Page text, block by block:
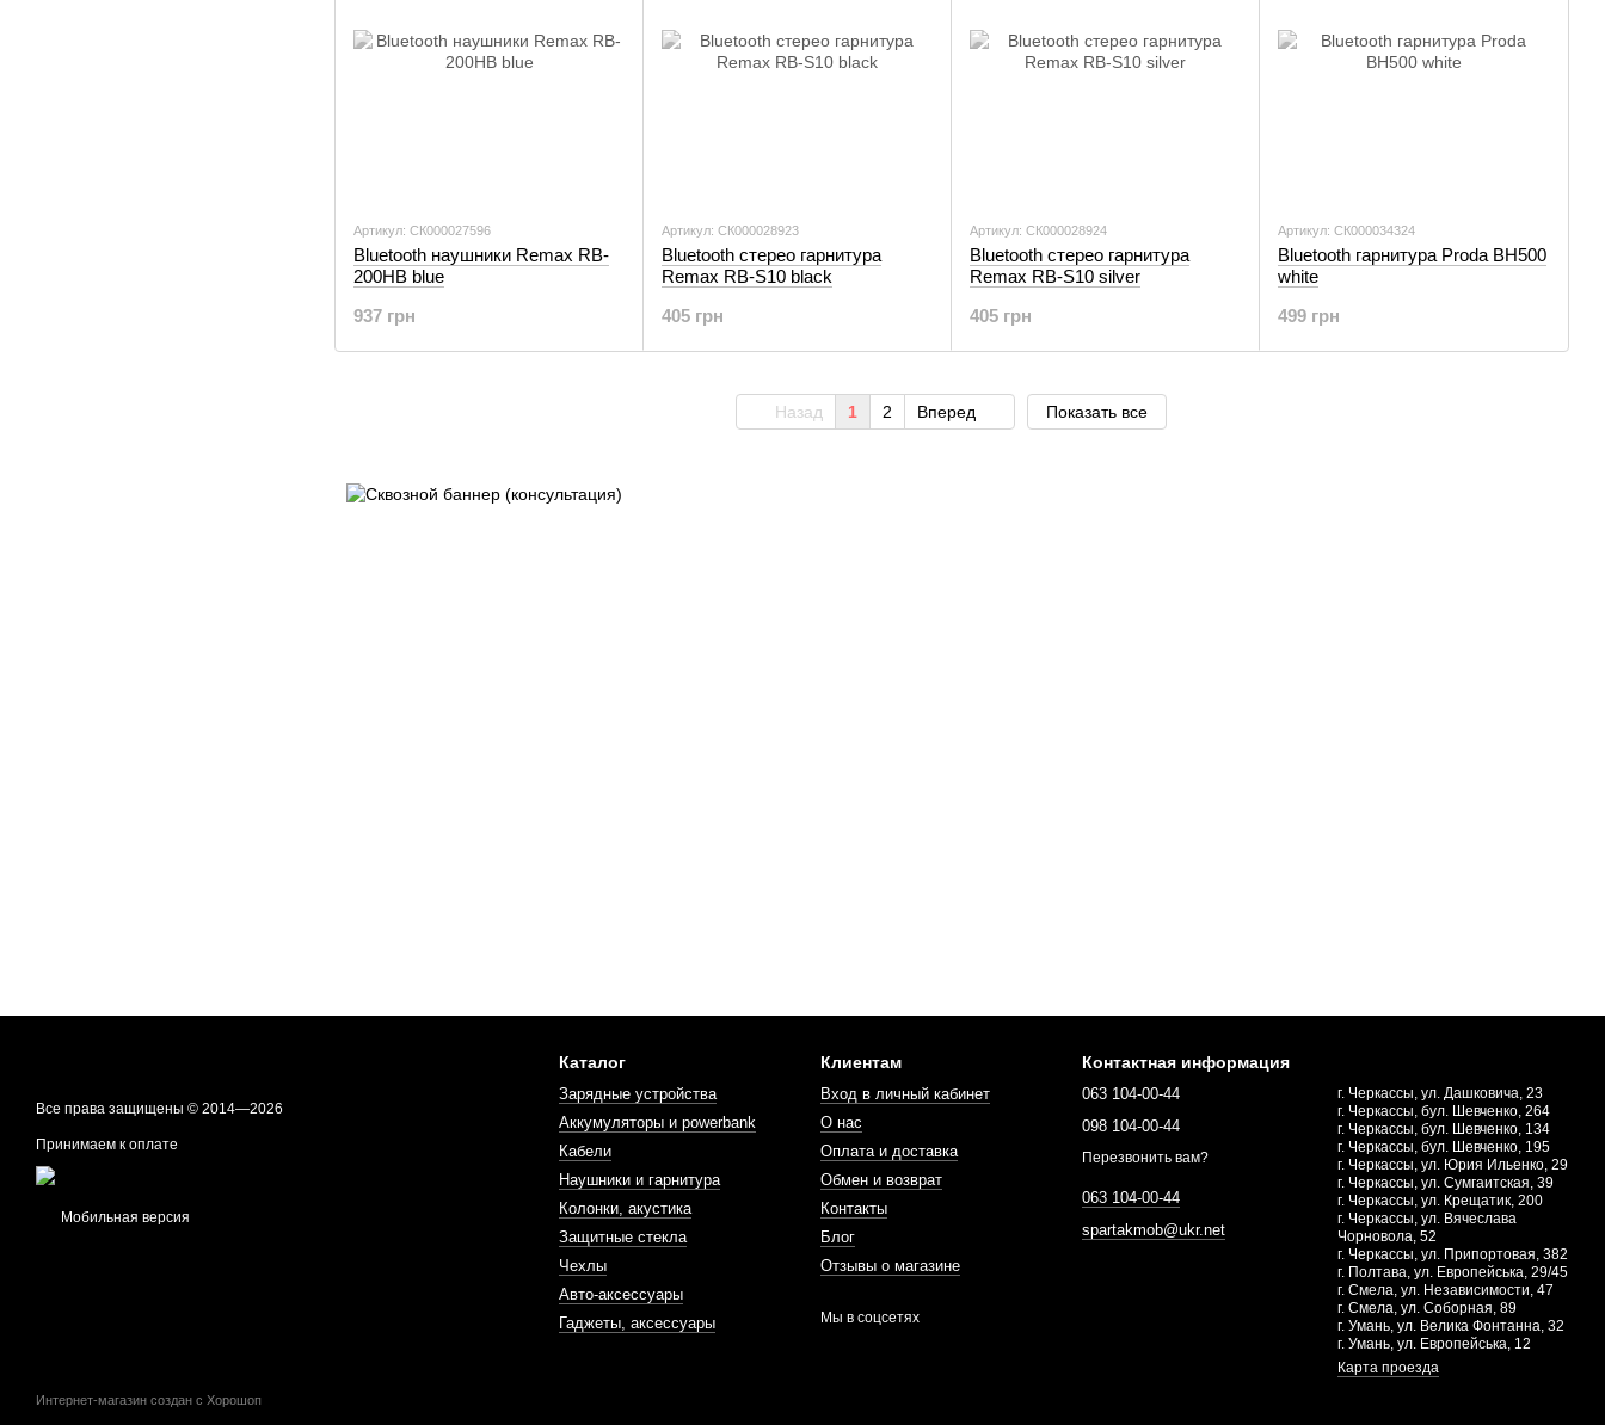
Артикул: СК000027596
Bluetooth наушники Remax RB-
200HB blue
937 грн
Артикул: СК000028923
Bluetooth стерео гарнитура
Remax RB-S10 black
405 грн
Артикул: СК000028924
Bluetooth стерео гарнитура
Remax RB-S10 silver
405 грн
Артикул: СК000034324
Bluetooth гарнитура Proda BH500
white
499 грн
Назад 1 2 Вперед Показать все
Все права защищены © 2014—2026
Принимаем к оплате
Мобильная версия
Интернет-магазин создан с Хорошоп
Каталог
Зарядные устройства
Аккумуляторы и powerbank
Кабели
Наушники и гарнитура
Колонки, акустика
Защитные стекла
Чехлы
Авто-аксессуары
Гаджеты, аксессуары
Клиентам
Вход в личный кабинет
О нас
Оплата и доставка
Обмен и возврат
Контакты
Блог
Отзывы о магазине
Мы в соцсетях
Контактная информация
063 104-00-44
098 104-00-44
Перезвонить вам?
063 104-00-44
spartakmob@ukr.net
г. Черкассы, ул. Дашковича, 23
г. Черкассы, бул. Шевченко, 264
г. Черкассы, бул. Шевченко, 134
г. Черкассы, бул. Шевченко, 195
г. Черкассы, ул. Юрия Ильенко, 29
г. Черкассы, ул. Сумгаитская, 39
г. Черкассы, ул. Крещатик, 200
г. Черкассы, ул. Вячеслава
Чорновола, 52
г. Черкассы, ул. Припортовая, 382
г. Полтава, ул. Европейська, 29/45
г. Смела, ул. Независимости, 47
г. Смела, ул. Соборная, 89
г. Умань, ул. Велика Фонтанна, 32
г. Умань, ул. Европейська, 12
Карта проезда